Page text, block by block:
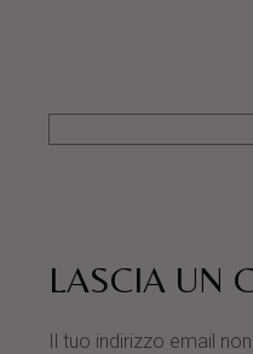
LASCIA UN
Il tuo indirizzo email